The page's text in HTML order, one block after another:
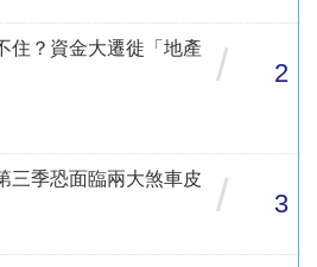
住？資金大遷徙「地產
/ 2
季恐面臨兩大煞車皮
/ 3